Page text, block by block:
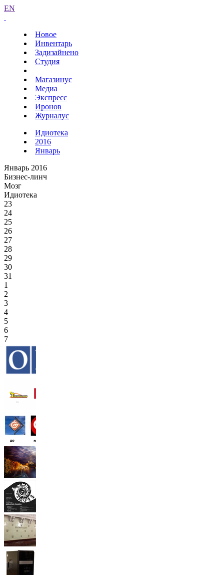
EN
Новое
Инвентарь
Задизайнено
Студия
Магазинус
Медиа
Экспресс
Иронов
Журналус
Идиотека
2016
Январь
Январь 2016
Бизнес-линч
Мозг
Идиотека
23
24
25
26
27
28
29
30
31
1
2
3
4
5
6
7